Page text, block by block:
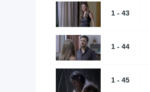
1 - 43
1 - 44
1 - 45